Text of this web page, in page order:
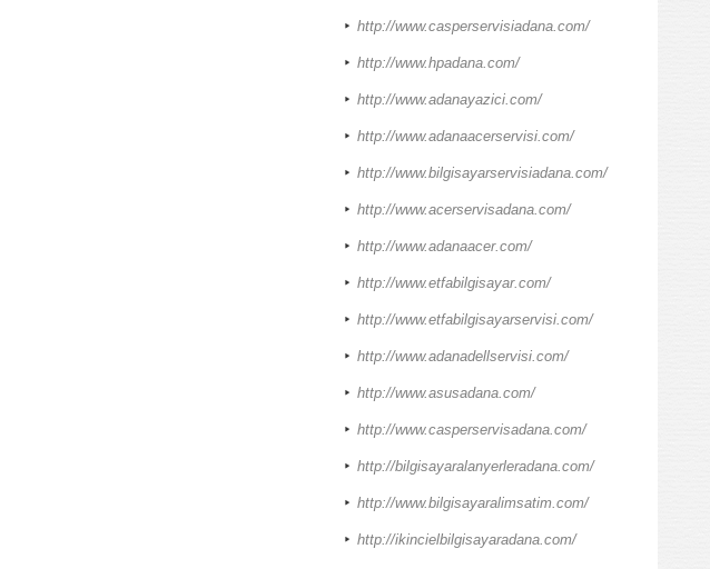
http://www.casperservisiadana.com/
http://www.hpadana.com/
http://www.adanayazici.com/
http://www.adanaacerservisi.com/
http://www.bilgisayarservisiadana.com/
http://www.acerservisadana.com/
http://www.adanaacer.com/
http://www.etfabilgisayar.com/
http://www.etfabilgisayarservisi.com/
http://www.adanadellservisi.com/
http://www.asusadana.com/
http://www.casperservisadana.com/
http://bilgisayaralanyerleradana.com/
http://www.bilgisayaralimsatim.com/
http://ikincielbilgisayaradana.com/